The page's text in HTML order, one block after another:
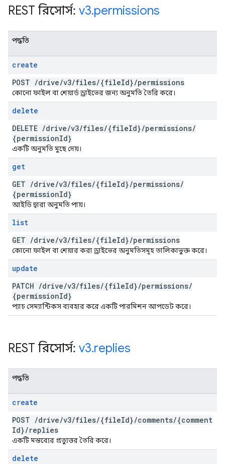
REST রিসোর্স: v3.permissions
পদ্ধতি
create
POST /drive/v3/files/{fileId}/permissions
কোনো ফাইল বা শেয়ার্ড ড্রাইভের জন্য অনুমতি তৈরি করে।
delete
DELETE /drive/v3/files/{fileId}/permissions/
{permissionId}
একটি অনুমতি মুছে দেয়।
get
GET /drive/v3/files/{fileId}/permissions/
{permissionId}
আইডি দ্বারা অনুমতি পায়।
list
GET /drive/v3/files/{fileId}/permissions
কোনো ফাইল বা শেয়ার করা ড্রাইভের অনুমতিসমূহ তালিকাভুক্ত করে।
update
PATCH /drive/v3/files/{fileId}/permissions/
{permissionId}
প্যাচ সেম্যান্টিকস ব্যবহার করে একটি পারমিশন আপডেট করে।
REST রিসোর্স: v3.replies
পদ্ধতি
create
POST /drive/v3/files/{fileId}/comments/{comment
Id}/replies
একটি মন্তব্যের প্রত্যুত্তর তৈরি করে।
delete